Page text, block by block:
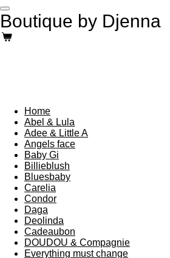
Ga
direct
naar
de
Boutique by Djenna
Home
Abel & Lula
Adee & Little A
Angels face
Baby Gi
Billieblush
Bluesbaby
Carelia
Condor
Daga
Deolinda
Cadeaubon
DOUDOU & Compagnie
Everything must change